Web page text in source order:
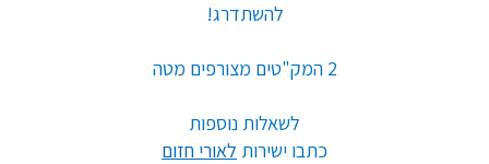
להשתדרג!
2 המק"טים מצורפים מטה
לשאלות נוספות
כתבו ישירות לאורי חזום